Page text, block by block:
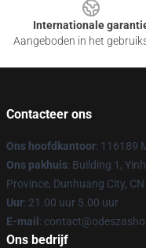
Internationale
Aangeboden in het
Contacteer ons
Ons hoofdkantoor: 116189
Ons pakhuis: Building 1,
Province, Dunhuang City, CN
Uur: 21.00 uur 5.00 uur
E-mail :
Ons bedrijf